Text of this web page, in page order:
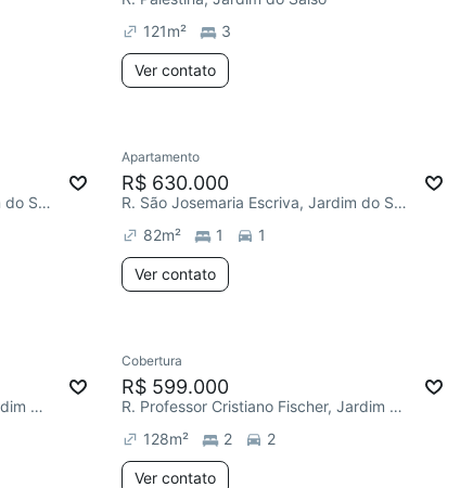
121m² 3
Ver contato
R. São Josemaria Escriva, Jardim do Salso
Apartamento
R$ 630.000
R. São Josemaria Escriva, Jardim do Salso
82m² 1 1
Ver contato
R. Professor Abílio Azambuja, Jardim do Salso
Cobertura
R$ 599.000
R. Professor Cristiano Fischer, Jardim do Salso
128m² 2 2
Ver contato